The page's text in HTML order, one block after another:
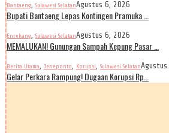
Bantaeng, Sulawesi SelatanAgustus 6, 2026
Bupati Bantaeng Lepas Kontingen Pramuka …
Enrekang, Sulawesi SelatanAgustus 6, 2026
MEMALUKAN! Gunungan Sampah Kepung Pasar …
Berita Utama, Jeneponto, Korupsi, Sulawesi Selatan
Gelar Perkara Rampung! Dugaan Korupsi Rp…